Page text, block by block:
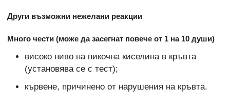
Други възможни нежелани реакции
Много чести (може да засегнат повече от 1 на 10 души)
високо ниво на пикочна киселина в кръвта
(установява се с тест);
кървене, причинено от нарушения на кръвта.